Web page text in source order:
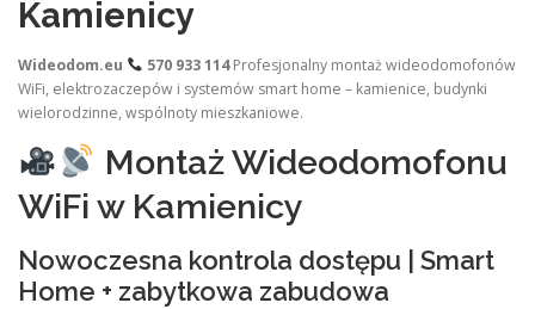
Kamienicy
Wideodom.eu 570 933 114Profesjonalny montaż wideodomofonów
WiFi, elektrozaczepów i systemów smart home – kamienice, budynki
wielorodzinne, wspólnoty mieszkaniowe.
Montaż Wideodomofonu
WiFi w Kamienicy
Nowoczesna kontrola dostępu | Smart
Home + zabytkowa zabudowa